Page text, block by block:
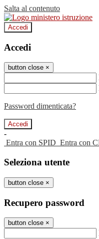
Salta al contenuto
Accedi
Accedi
button close ×
Password dimenticata?
-
Entra con SPID Entra con
Seleziona utente
button close ×
Recupero password
button close ×